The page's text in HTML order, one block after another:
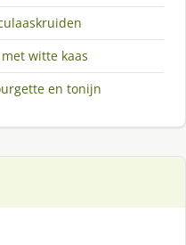
witte kaas
en tonijn